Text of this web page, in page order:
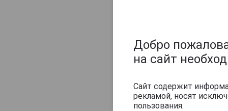
Добро
на сайт
Сайт содержит
рекламой, носят
пользования.